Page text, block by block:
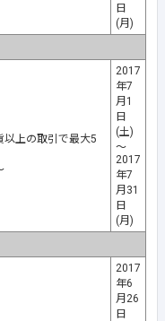
日
(月)
上の取引で最大5
2017
年7
月1
日
(土)
～
2017
年7
月31
日
(月)
2017
年6
月26
日